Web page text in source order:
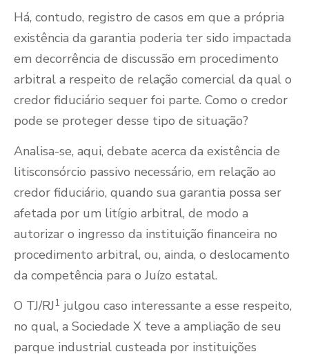
Há, contudo, registro de casos em que a própria
existência da garantia poderia ter sido impactada
em decorrência de discussão em procedimento
arbitral a respeito de relação comercial da qual o
credor fiduciário sequer foi parte. Como o credor
pode se proteger desse tipo de situação?
Analisa-se, aqui, debate acerca da existência de
litisconsórcio passivo necessário, em relação ao
credor fiduciário, quando sua garantia possa ser
afetada por um litígio arbitral, de modo a
autorizar o ingresso da instituição financeira no
procedimento arbitral, ou, ainda, o deslocamento
da competência para o Juízo estatal.
O TJ/RJ1 julgou caso interessante a esse respeito,
no qual, a Sociedade X teve a ampliação de seu
parque industrial custeada por instituições